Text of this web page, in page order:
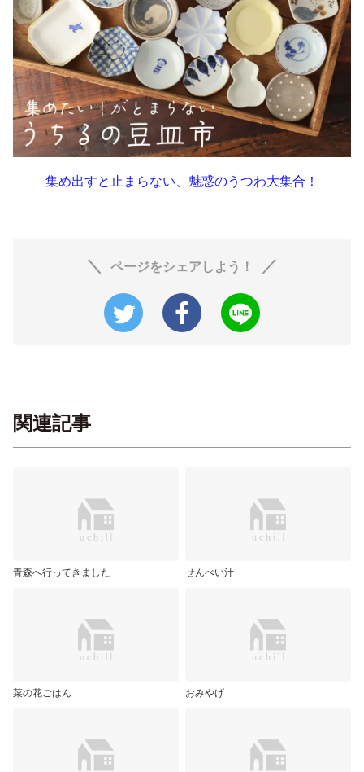
集め出すと止まらない、魅惑のうつわ大集合！
ページをシェアしよう！
関連記事
青森へ行ってきました せんべい汁
菜の花ごはん おみやげ